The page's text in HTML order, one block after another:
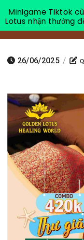
26/06/2025 /
Minigame Tiktok
Lotus nhận thưởng